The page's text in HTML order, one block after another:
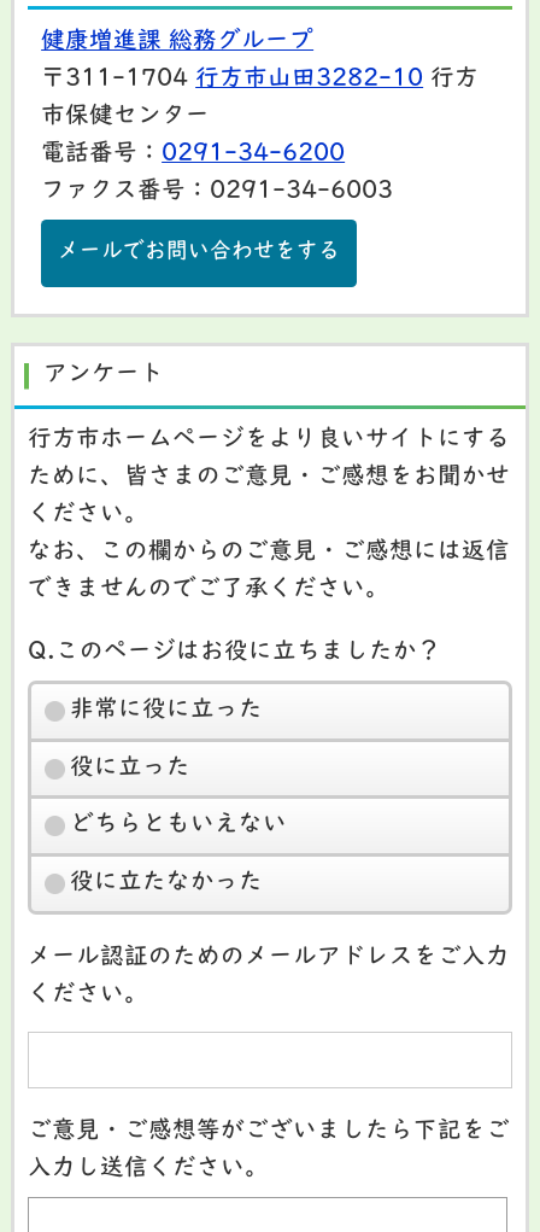
健康増進課 総務グループ
〒311-1704 行方市山田3282-10 行方
市保健センター
電話番号： 0291-34-6200
ファクス番号：0291-34-6003
メールでお問い合わせをする
アンケート
行方市ホームページをより良いサイトにする
ために、皆さまのご意見・ご感想をお聞かせ
ください。
なお、この欄からのご意見・ご感想には返信
できませんのでご了承ください。
Q.このページはお役に立ちましたか？
非常に役に立った
役に立った
どちらともいえない
役に立たなかった
メール認証のためのメールアドレスをご入力
ください。
ご意見・ご感想等がございましたら下記をご
入力し送信ください。